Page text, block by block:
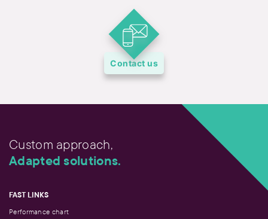
Contact us
Custom approach,
Adapted solutions.
FAST LINKS
Performance chart